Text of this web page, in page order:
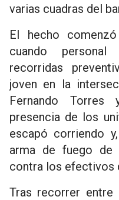
varias cuadras del
El hecho
cuando
recorridas
joven en la
Fernando
presencia de los
escapó corriendo
arma de fuego
contra los efectivos
Tras recorrer